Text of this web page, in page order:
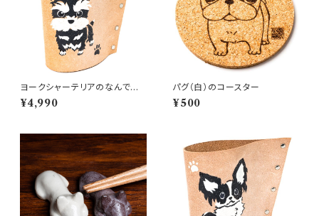
ヨークシャーテリアのなんでも
スタンド
¥4,990
パグ（白）のコースター
¥500